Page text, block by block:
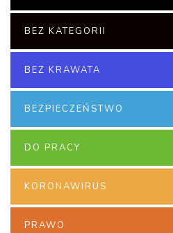
BEZ KATEGORII
BEZ KRAWATA
BEZPIECZEŃSTWO
DO PRACY
KORONAWIRUS
PRAWO